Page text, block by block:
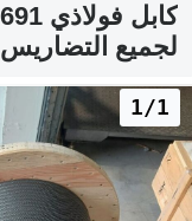
لجميع التضاريس Liebherr LTM1090
1/1